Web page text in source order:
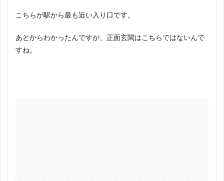
こちらが駅から最も近い入り口です。
あとからわかったんですが、正面玄関はこちらではないんで
すね。